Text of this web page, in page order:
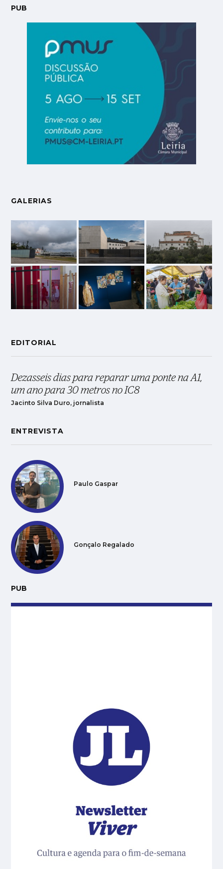
PUB
GALERIAS
EDITORIAL
Dezasseis dias para reparar uma ponte na A1,
um ano para 30 metros no IC8
Jacinto Silva Duro, jornalista
ENTREVISTA
Paulo Gaspar
Gonçalo Regalado
PUB